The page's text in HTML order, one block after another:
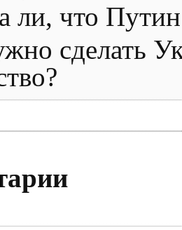
ли, что Путин
сделать